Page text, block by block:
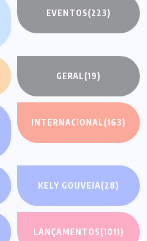
EVENTOS(223)
GERAL(19)
INTERNACIONAL(163)
KELY GOUVEIA(28)
LANÇAMENTOS(1011)